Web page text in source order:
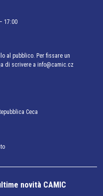
17:00
al pubblico. Per fissare un
di scrivere a info@camic.cz
Ceca
novità CAMIC